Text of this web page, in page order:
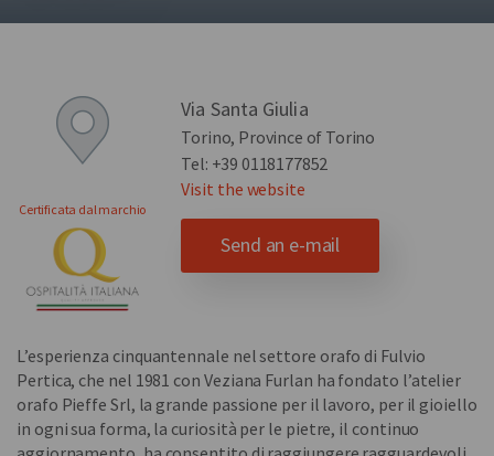
Certificata dal marchio
Via Santa Giulia
Torino, Province of Torino
Tel: +39 0118177852
Visit the website
Send an e-mail
L’esperienza cinquantennale nel settore orafo di Fulvio
Pertica, che nel 1981 con Veziana Furlan ha fondato l’atelier
orafo Pieffe Srl, la grande passione per il lavoro, per il gioiello
in ogni sua forma, la curiosità per le pietre, il continuo